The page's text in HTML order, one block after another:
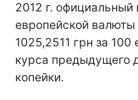
2012 г. официальный
европейской валюты
1025,2511 грн за 100
курса предыдущего
копейки.